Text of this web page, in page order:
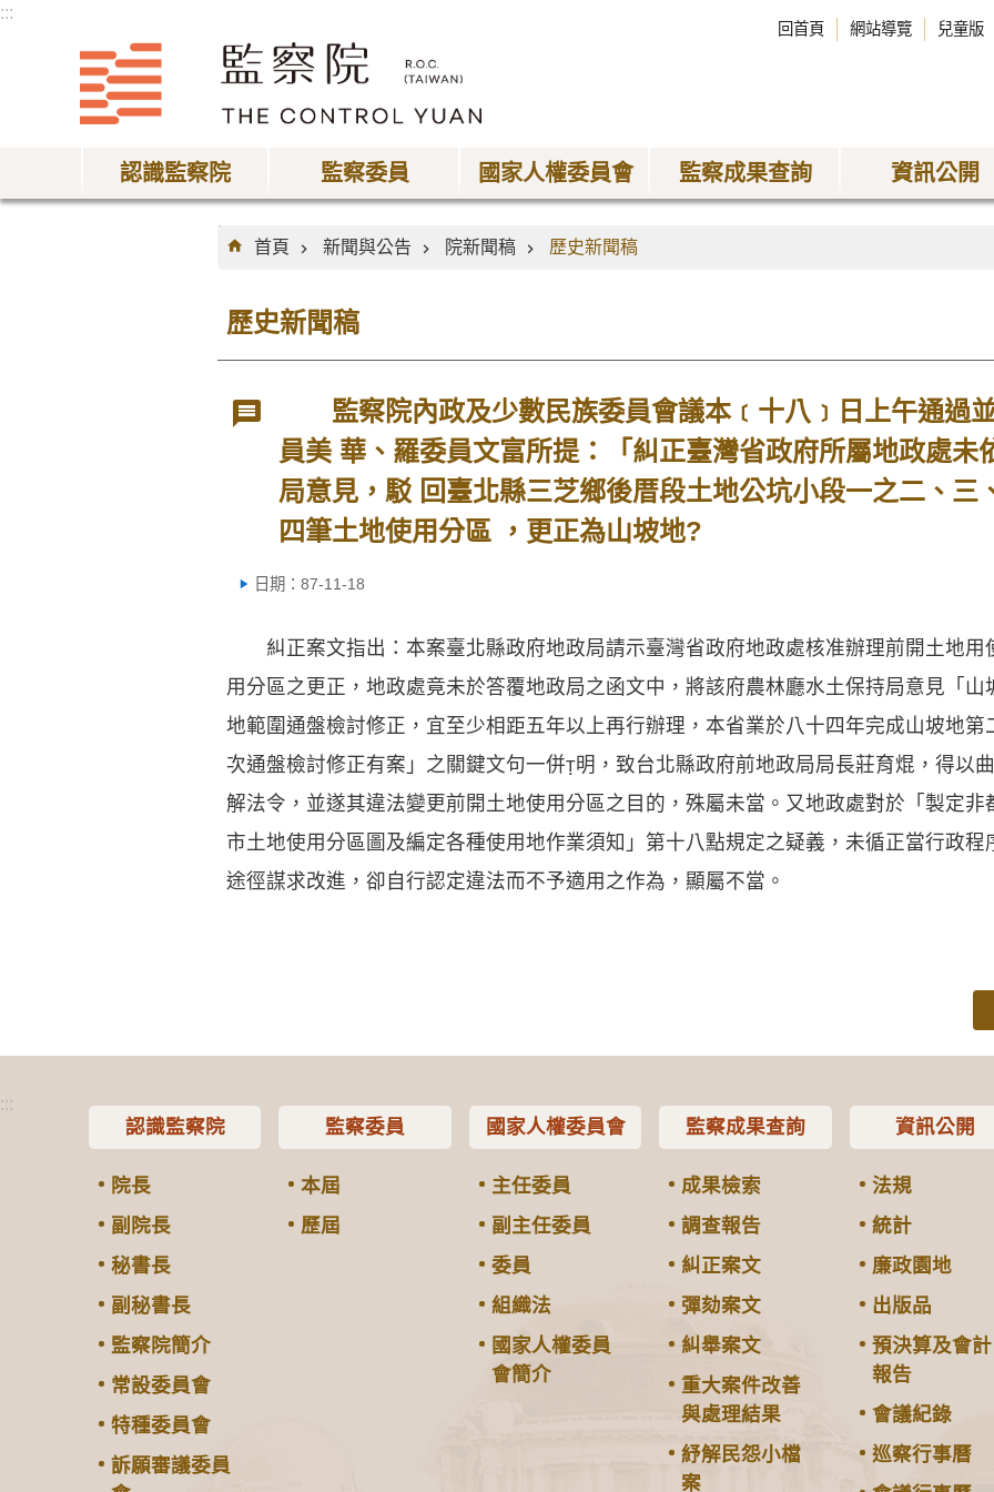
:::
回首頁 網站導覽 兒童版
認識監察院 監察委員 國家人權委員會 監察成果查詢 資訊公開
:::
首頁
新聞與公告 院新聞稿 歷史新聞稿
歷史新聞稿
監察院內政及少數民族委員會議本﹝十八﹞日上午通過
員美 華、羅委員文富所提：「糾正臺灣省政府所屬地政處未
局意見，駁 回臺北縣三芝鄉後厝段土地公坑小段一之二、三
四筆土地使用分區 ，更正為山坡地?
日期：87-11-18
糾正案文指出：本案臺北縣政府地政局請示臺灣省政府地政處核准辦理前開土地用
用分區之更正，地政處竟未於答覆地政局之函文中，將該府農林廳水土保持局意見「山
地範圍通盤檢討修正，宜至少相距五年以上再行辦理，本省業於八十四年完成山坡地第
次通盤檢討修正有案」之關鍵文句一併明，致台北縣政府前地政局局長莊育焜，得以曲
解法令，並遂其違法變更前開土地使用分區之目的，殊屬未當。又地政處對於「製定非
市土地使用分區圖及編定各種使用地作業須知」第十八點規定之疑義，未循正當行政程
途徑謀求改進，卻自行認定違法而不予適用之作為，顯屬不當。
:::
認識監察院
院長
副院長
秘書長
副秘書長
監察院簡介
常設委員會
特種委員會
訴願審議委員
監察委員
本屆
歷屆
國家人權委員會
主任委員
副主任委員
委員
組織法
國家人權委員
會簡介
監察成果查詢
成果檢索
調查報告
糾正案文
彈劾案文
糾舉案文
重大案件改善
與處理結果
紓解民怨小檔
案
資訊公開
法規
統計
廉政園地
出版品
預決算及會計
報告
會議紀錄
巡察行事曆